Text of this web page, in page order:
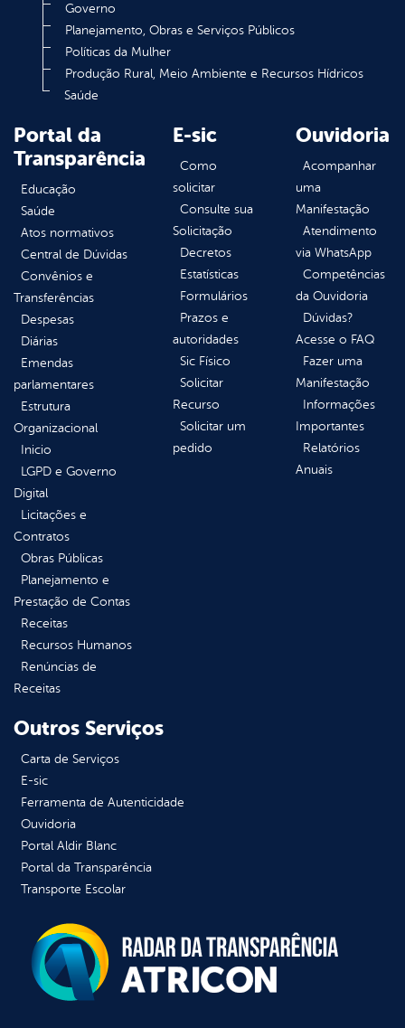
Governo
Planejamento, Obras e Serviços Públicos
Políticas da Mulher
Produção Rural, Meio Ambiente e Recursos Hídricos
Saúde
Portal da
Transparência
Educação
Saúde
Atos normativos
Central de Dúvidas
Convênios e
Transferências
Despesas
Diárias
Emendas
parlamentares
Estrutura
Organizacional
Inicio
LGPD e Governo
Digital
Licitações e
Contratos
Obras Públicas
Planejamento e
Prestação de Contas
Receitas
Recursos Humanos
Renúncias de
Receitas
E-sic
Como
solicitar
Consulte sua
Solicitação
Decretos
Estatísticas
Formulários
Prazos e
autoridades
Sic Físico
Solicitar
Recurso
Solicitar um
pedido
Ouvidoria
Acompanhar
uma
Manifestação
Atendimento
via WhatsApp
Competências
da Ouvidoria
Dúvidas?
Acesse o FAQ
Fazer uma
Manifestação
Informações
Importantes
Relatórios
Anuais
Outros Serviços
Carta de Serviços
E-sic
Ferramenta de Autenticidade
Ouvidoria
Portal Aldir Blanc
Portal da Transparência
Transporte Escolar